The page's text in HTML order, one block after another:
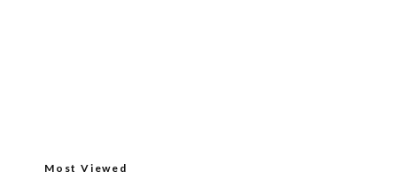
Most Viewed